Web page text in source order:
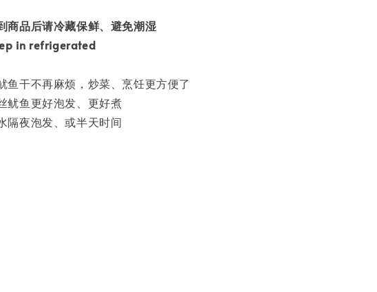
商品后请冷藏保鲜、避免潮湿
in refrigerated
鱼干不再麻烦，炒菜、烹饪更方便了
鱿鱼更好泡发、更好煮
隔夜泡发、或半天时间